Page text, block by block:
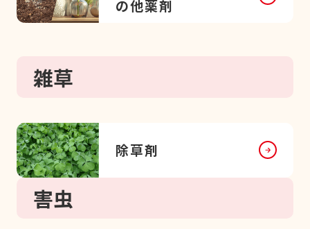
の他薬剤
雑草
除草剤
害虫